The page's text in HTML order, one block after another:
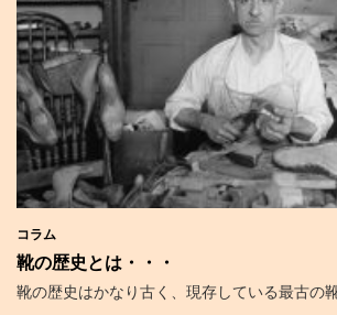
コラム
靴の歴史とは・・・
靴の歴史はかなり古く、現存している最古の